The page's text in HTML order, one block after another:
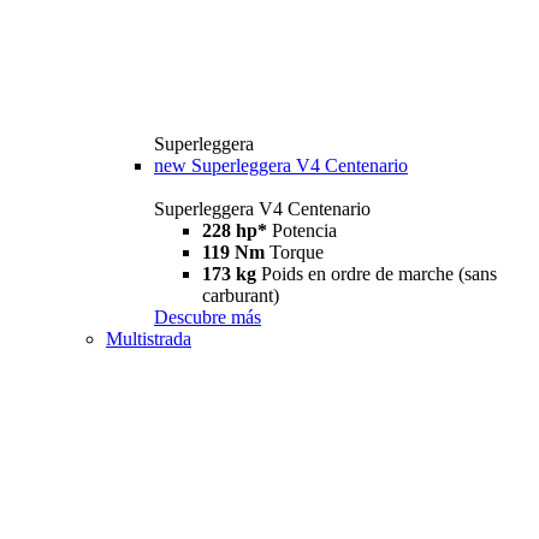
Superleggera
new Superleggera V4 Centenario
Superleggera V4 Centenario
228 hp* Potencia
119 Nm Torque
173 kg Poids en ordre de marche (sans
carburant)
Descubre más
Multistrada